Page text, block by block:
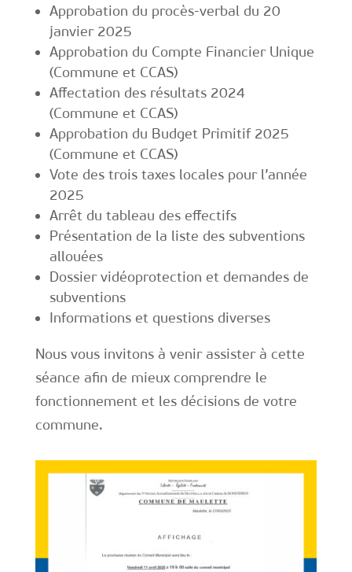
Approbation du procès-verbal du 20
janvier 2025
Approbation du Compte Financier Unique
(Commune et CCAS)
Affectation des résultats 2024
(Commune et CCAS)
Approbation du Budget Primitif 2025
(Commune et CCAS)
Vote des trois taxes locales pour l’année
2025
Arrêt du tableau des effectifs
Présentation de la liste des subventions
allouées
Dossier vidéoprotection et demandes de
subventions
Informations et questions diverses
Nous vous invitons à venir assister à cette
séance afin de mieux comprendre le
fonctionnement et les décisions de votre
commune.